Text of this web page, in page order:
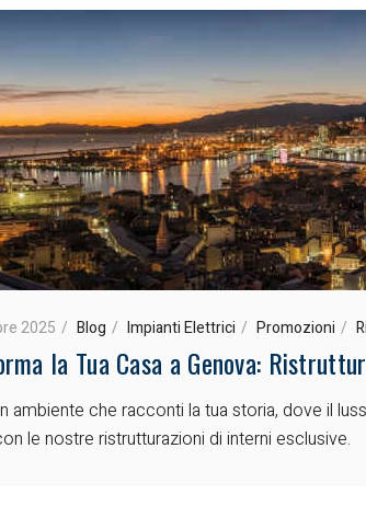
2025 Blog Impianti Elettrici Promozioni
la Tua Casa a Genova:
ambiente che racconti la tua storia, dove il
le nostre ristrutturazioni di interni esclusive.